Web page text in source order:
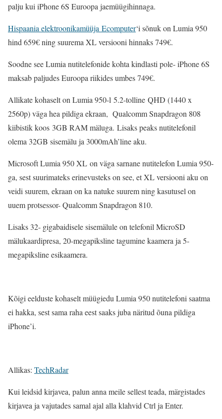
palju kui iPhone 6S Euroopa jaemüügihinnaga.
Hispaania elektroonikamüüja Ecomputer‘i sõnuk on Lumia 950
hind 659€ ning suurema XL versiooni hinnaks 749€.
Soodne see Lumia nutitelefonide kohta kindlasti pole- iPhone 6S
maksab paljudes Euroopa riikides umbes 749€.
Allikate kohaselt on Lumia 950-l 5.2-tolline QHD (1440 x
2560p) väga hea pildiga ekraan, Qualcomm Snapdragon 808
kiibistik koos 3GB RAM mäluga. Lisaks peaks nutitelefonil
olema 32GB sisemälu ja 3000mAh’line aku.
Microsoft Lumia 950 XL on väga sarnane nutitelefon Lumia 950-
ga, sest suurimateks erinevusteks on see, et XL versiooni aku on
veidi suurem, ekraan on ka natuke suurem ning kasutusel on
uuem protsessor- Qualcomm Snapdragon 810.
Lisaks 32- gigabaidisele sisemälule on telefonil MicroSD
mälukaardipresa, 20-megapiksline tagumine kaamera ja 5-
megapiksline esikaamera.
Kõigi eelduste kohaselt müügiedu Lumia 950 nutitelefoni saatma
ei hakka, sest sama raha eest saaks juba näritud õuna pildiga
iPhone’i.
Allikas: TechRadar
Kui leidsid kirjavea, palun anna meile sellest teada, märgistades
kirjavea ja vajutades samal ajal alla klahvid Ctrl ja Enter.